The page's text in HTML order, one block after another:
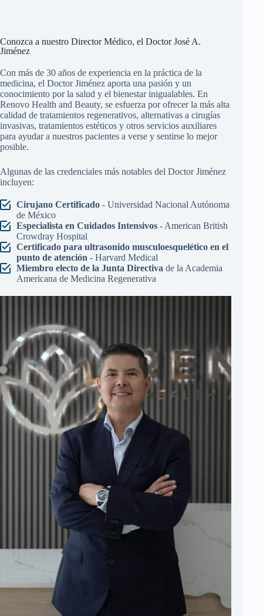
Conozca a nuestro Director Médico, el Doctor José A.
Jiménez
Con más de 30 años de experiencia en la práctica de la
medicina, el Doctor Jiménez aporta una pasión y un
conocimiento por la salud y el bienestar inigualables. En
Renovo Health and Beauty, se esfuerza por ofrecer la más alta
calidad de tratamientos regenerativos, alternativas a cirugías
invasivas, tratamientos estéticos y otros servicios auxiliares
para ayudar a nuestros pacientes a verse y sentirse lo mejor
posible.
Algunas de las credenciales más notables del Doctor Jiménez
incluyen:
Cirujano Certificado- Universidad Nacional Autónoma
de México
Especialista en Cuidados Intensivos- American British
Crowdray Hospital
Certificado para ultrasonido musculoesquelético en el
punto de atención - Harvard Medical
Miembro electo de la Junta Directiva de la Academia
Americana de Medicina Regenerativa